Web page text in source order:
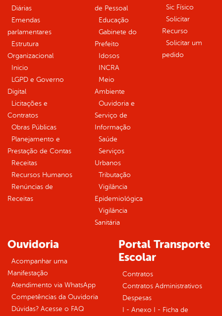
Diárias
Emendas
parlamentares
Estrutura
Organizacional
Inicio
LGPD e Governo
Digital
Licitações e
Contratos
Obras Públicas
Planejamento e
Prestação de Contas
Receitas
Recursos Humanos
Renúncias de
Receitas
de Pessoal
Educação
Gabinete do
Prefeito
Idosos
INCRA
Meio
Ambiente
Ouvidoria e
Serviço de
Informação
Saúde
Serviços
Urbanos
Tributação
Vigilância
Epidemiológica
Vigilância
Sanitária
Sic Físico
Solicitar
Recurso
Solicitar um
pedido
Ouvidoria
Acompanhar uma
Manifestação
Atendimento via WhatsApp
Competências da Ouvidoria
Dúvidas? Acesse o FAQ
Portal Transporte
Escolar
Contratos
Contratos Administrativos
Despesas
I - Anexo I - Ficha de